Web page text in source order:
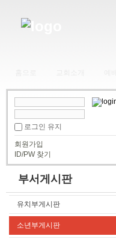
로그인 유지
회원가입
ID/PW 찾기
부서게시판
유치부게시판
소년부게시판